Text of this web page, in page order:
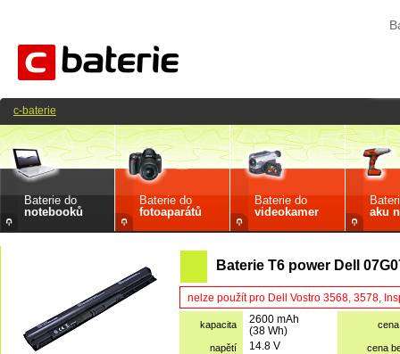
Baterie do
notebooků
Baterie do
fotoaparátů
Baterie do
videokamer
aku
Baterie T6 power Dell
nelze použít pro Dell Vostro 3568, 3578,
kapacita
2600 mAh
(38 Wh)
napětí 14.8 V
cena
c-baterie